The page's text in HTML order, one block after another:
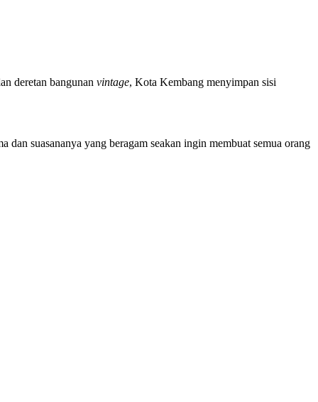
deretan bangunan vintage, Kota Kembang menyimpan sisi
suasananya yang beragam seakan ingin membuat semua orang